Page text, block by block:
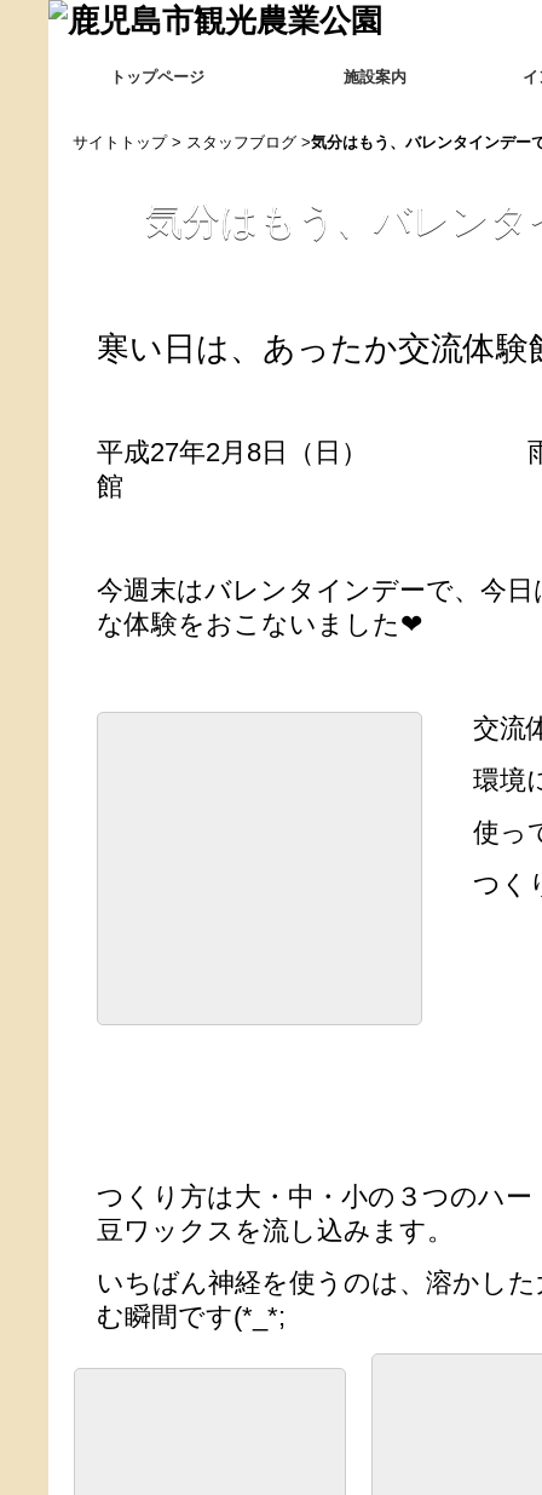
トップページ 施設案内
サイトトップ> スタッフブログ >気分はもう、バレンタインデー
気分はもう、バレン
寒い日は、あったか交流体
平成27年2月8日（
館
今週末はバレンタインデーで、今
な体験をおこないました❤
交流
環境
使っ
つく
つくり方は大・中・小の３つのハ
豆ワックスを流し込みます。
いちばん神経を使うのは、溶かし
む瞬間です(*_*;